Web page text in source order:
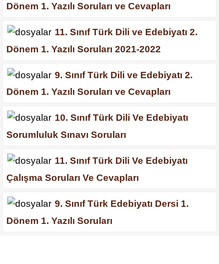
Dönem 1. Yazılı Soruları ve Cevapları
11. Sınıf Türk Dili ve Edebiyatı 2.
Dönem 1. Yazılı Soruları 2021-2022
9. Sınıf Türk Dili ve Edebiyatı 2.
Dönem 1. Yazılı Soruları ve Cevapları
10. Sınıf Türk Dili Ve Edebiyatı
Sorumluluk Sınavı Soruları
11. Sınıf Türk Dili Ve Edebiyatı
Çalışma Soruları Ve Cevapları
9. Sınıf Türk Edebiyatı Dersi 1.
Dönem 1. Yazılı Soruları